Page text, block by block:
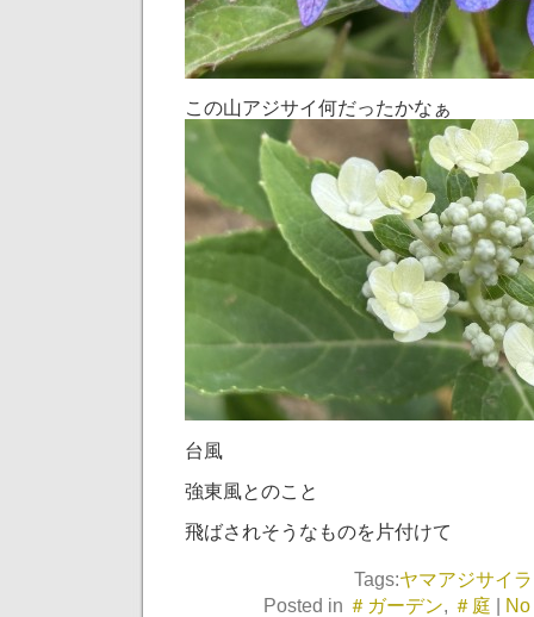
この山アジサイ何だったかなぁ
台風
強東風とのこと
飛ばされそうなものを片付けて
Tags:ヤマアジサイ
Posted in ＃ガーデン, ＃庭 |